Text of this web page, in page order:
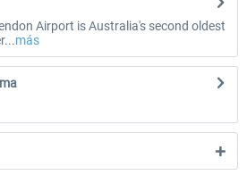
Airport is Australia's second oldest
más